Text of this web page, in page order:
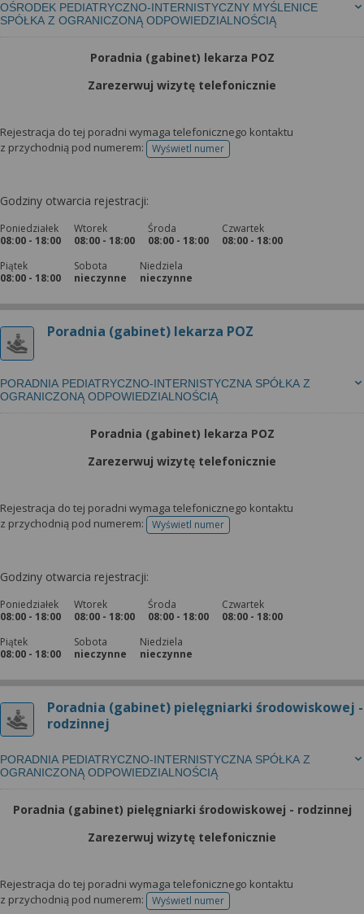
OŚRODEK PEDIATRYCZNO-INTERNISTYCZNY MYŚLENICE
SPÓŁKA Z OGRANICZONĄ ODPOWIEDZIALNOŚCIĄ
Poradnia (gabinet) lekarza POZ
Zarezerwuj wizytę telefonicznie
Rejestracja do tej poradni wymaga telefonicznego kontaktu
z przychodnią pod numerem:
Wyświetl numertelefonu do rejestracji
Godziny otwarcia rejestracji:
Poniedziałek
08:00 - 18:00
Wtorek
08:00 - 18:00
Środa
08:00 - 18:00
Czwartek
08:00 - 18:00
Piątek
08:00 - 18:00
Sobota
nieczynne
Niedziela
nieczynne
Poradnia (gabinet) lekarza POZ
PORADNIA PEDIATRYCZNO-INTERNISTYCZNA SPÓŁKA Z
OGRANICZONĄ ODPOWIEDZIALNOŚCIĄ
Poradnia (gabinet) lekarza POZ
Zarezerwuj wizytę telefonicznie
Rejestracja do tej poradni wymaga telefonicznego kontaktu
z przychodnią pod numerem:
Wyświetl numertelefonu do rejestracji
Godziny otwarcia rejestracji:
Poniedziałek
08:00 - 18:00
Wtorek
08:00 - 18:00
Środa
08:00 - 18:00
Czwartek
08:00 - 18:00
Piątek
08:00 - 18:00
Sobota
nieczynne
Niedziela
nieczynne
Poradnia (gabinet) pielęgniarki środowiskowej -
rodzinnej
PORADNIA PEDIATRYCZNO-INTERNISTYCZNA SPÓŁKA Z
OGRANICZONĄ ODPOWIEDZIALNOŚCIĄ
Poradnia (gabinet) pielęgniarki środowiskowej - rodzinnej
Zarezerwuj wizytę telefonicznie
Rejestracja do tej poradni wymaga telefonicznego kontaktu
z przychodnią pod numerem:
Wyświetl numertelefonu do rejestracji